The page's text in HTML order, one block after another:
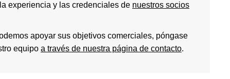
experiencia y las credenciales de nuestros socios
apoyar sus objetivos comerciales, póngase
equipo a través de nuestra página de contacto.